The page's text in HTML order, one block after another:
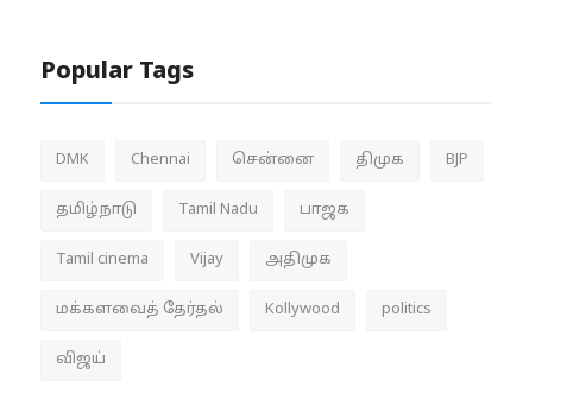
Popular Tags
DMK Chennai சென்னை திமுக BJP
தமிழ்நாடு Tamil Nadu பாஜக
Tamil cinema Vijay அதிமுக
மக்களவைத் தேர்தல் Kollywood politics
விஜய்